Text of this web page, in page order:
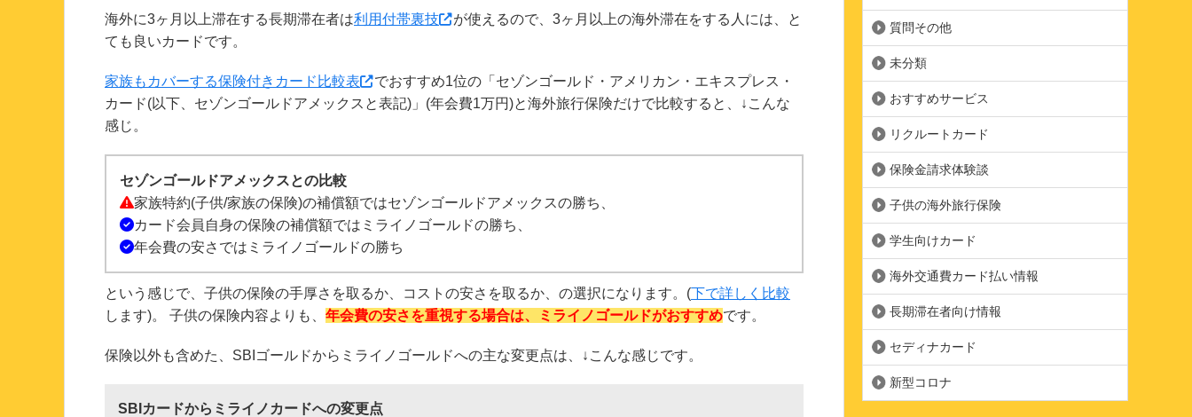
海外に3ヶ月以上滞在する長期滞在者は利用付帯裏技
が使えるので、3ヶ月以上の海外滞在をする人には、と
ても良いカードです。
家族もカバーする保険付きカード比較表
でおすすめ1位の「セゾンゴールド・アメリカン・エキスプレス・
カード(以下、セゾンゴールドアメックスと表記)」(年会費1万円)と海外旅行保険だけで比較すると、↓こんな
感じ。
セゾンゴールドアメックスとの比較
家族特約(子供/家族の保険)の補償額ではセゾンゴールドアメックスの勝ち、
カード会員自身の保険の補償額ではミライノゴールドの勝ち、
年会費の安さではミライノゴールドの勝ち
という感じで、子供の保険の手厚さを取るか、コストの安さを取るか、の選択になります。(下で詳しく比較
します)。 子供の保険内容よりも、 年会費の安さを重視する場合は、ミライノゴールドがおすすめです。
保険以外も含めた、SBIゴールドからミライノゴールドへの主な変更点は、↓こんな感じです。
SBIカードからミライノカードへの変更点
質問その他
未分類
おすすめサービス
リクルートカード
保険金請求体験談
子供の海外旅行保険
学生向けカード
海外交通費カード払い情報
長期滞在者向け情報
セディナカード
新型コロナ